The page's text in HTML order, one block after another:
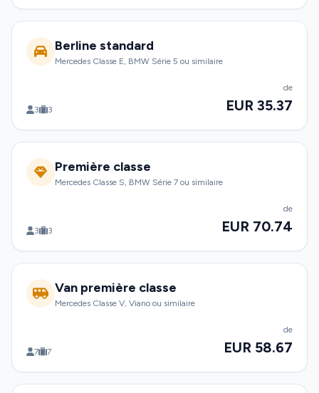
Berline standard
Mercedes Classe E, BMW Série 5 ou similaire
3 3
de
EUR 35.37
Première classe
Mercedes Classe S, BMW Série 7 ou similaire
3 3
de
EUR 70.74
Van première classe
Mercedes Classe V, Viano ou similaire
7 7
de
EUR 58.67